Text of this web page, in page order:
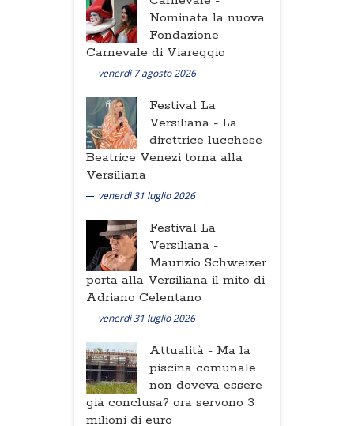
Nominata la nuova
Fondazione
Carnevale di Viareggio
venerdì 7 agosto 2026
Festival La
Versiliana - La
direttrice lucchese
Beatrice Venezi torna alla
Versiliana
venerdì 31 luglio 2026
Festival La
Versiliana -
Maurizio Schweizer
porta alla Versiliana il mito di
Adriano Celentano
venerdì 31 luglio 2026
Attualità - Ma la
piscina comunale
non doveva essere
già conclusa? ora servono 3
milioni di euro